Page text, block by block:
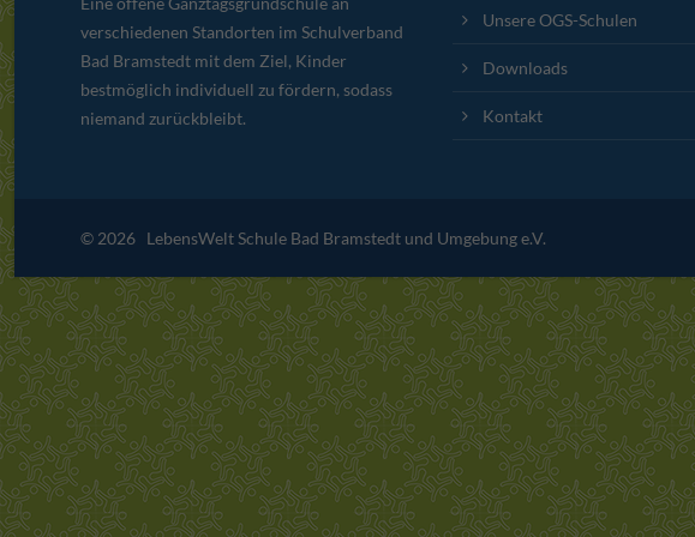
verschiedenen Standorten im Schulverband
Bad Bramstedt mit dem Ziel, Kinder
bestmöglich individuell zu fördern, sodass
niemand zurückbleibt.
Unsere OGS-Schulen
Downloads
Kontakt
© 2026 LebensWelt Schule Bad Bramstedt und Umgebung e.V.